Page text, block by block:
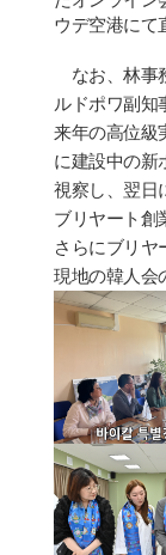
ウデ空港にて
なお、林事
ルドポワ副知
来年の高位級
に建設中の新
視察し、翌日
ブリヤー ト創
さらにブリヤ
現地の韓人会